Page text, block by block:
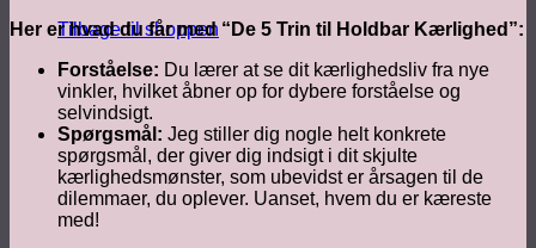
Tilbage til shoppen
Her er hvad du får med “De 5 Trin til Holdbar Kærlighed”:
Forståelse: Du lærer at se dit kærlighedsliv fra nye
vinkler, hvilket åbner op for dybere forståelse og
selvindsigt.
Spørgsmål: Jeg stiller dig nogle helt konkrete
spørgsmål, der giver dig indsigt i dit skjulte
kærlighedsmønster, som ubevidst er årsagen til de
dilemmaer, du oplever. Uanset, hvem du er kæreste
med!